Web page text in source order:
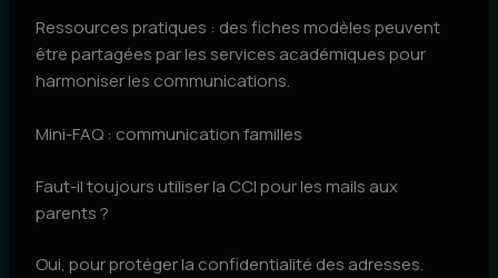
Ressources pratiques : des fiches modèles peuvent
être partagées par les services académiques pour
harmoniser les communications.
Mini-FAQ : communication familles
Faut-il toujours utiliser la CCI pour les mails aux
parents ?
Oui, pour protéger la confidentialité des adresses.